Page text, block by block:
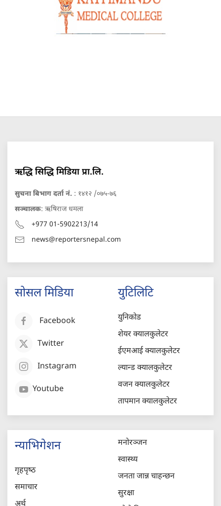
ऋद्धि सिद्धि मिडिया प्रा.लि.
सुचना बिभाग दर्ता नं. : १४१२ /०७५-७६
सञ्चालक: ऋषिराज धमला
+977 01-5902213/14
news@reportersnepal.com
सोसल मिडिया
Facebook
Twitter
Instagram
Youtube
युटिलिटि
युनिकोड
शेयर क्यालकुलेटर
ईएमआई क्यालकुलेटर
ल्यान्ड क्यालकुलेटर
वजन क्यालकुलेटर
तापमान क्यालकुलेटर
न्याभिगेशन
गृहपृष्‍ठ
समाचार
मनोरञ्जन
स्वास्थ्य
जनता जान्न चाहन्छन
सुरक्षा